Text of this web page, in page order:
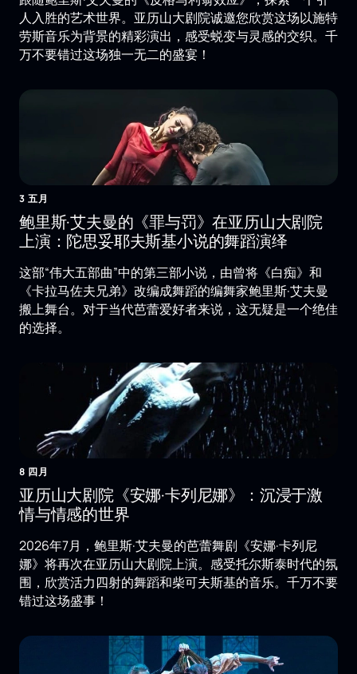
人入胜的艺术世界。亚历山大剧院诚邀您欣赏这场以施特
劳斯音乐为背景的精彩演出，感受蜕变与灵感的交织。千
万不要错过这场独一无二的盛宴！
3 五月
鲍里斯·艾夫曼的《罪与罚》在亚历山大剧院
上演：陀思妥耶夫斯基小说的舞蹈演绎
这部“伟大五部曲”中的第三部小说，由曾将《白痴》和
《卡拉马佐夫兄弟》改编成舞蹈的编舞家鲍里斯·艾夫曼
搬上舞台。对于当代芭蕾爱好者来说，这无疑是一个绝佳
的选择。
8 四月
亚历山大剧院《安娜·卡列尼娜》：沉浸于激
情与情感的世界
2026年7月，鲍里斯·艾夫曼的芭蕾舞剧《安娜·卡列尼
娜》将再次在亚历山大剧院上演。感受托尔斯泰时代的氛
围，欣赏活力四射的舞蹈和柴可夫斯基的音乐。千万不要
错过这场盛事！